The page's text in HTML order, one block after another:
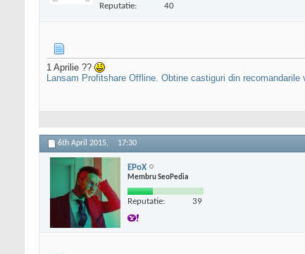
Reputatie: 40
1 Aprilie ??
Lansam Profitshare Offline. Obtine castiguri din recomandarile
6th April 2015, 17:30
EPoX
Membru SeoPedia
Reputatie: 39